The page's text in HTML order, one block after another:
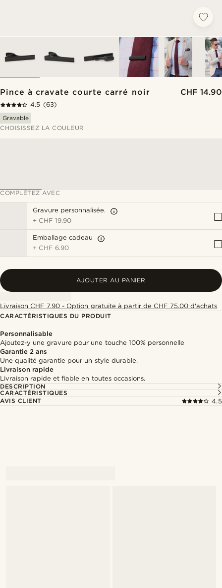
Pince à cravate courte carré noir CHF 14.90
4.5 (63)
Gravable
CHOISISSEZ LA COULEUR
COMPLÉTEZ AVEC
Gravure personnalisée.
+ CHF 19.90
Emballage cadeau
+ CHF 6.90
AJOUTER AU PANIER
Livraison CHF 7.90 - Option gratuite à partir de CHF 75.00 d'achats
CARACTÉRISTIQUES DU PRODUIT
Personnalisable
Ajoutez-y une gravure pour une touche 100% personnelle
Garantie 2 ans
Une qualité garantie pour un style durable.
Livraison rapide
Livraison rapide et fiable en toutes occasions.
DESCRIPTION
CARACTÉRISTIQUES
AVIS CLIENT
4.5